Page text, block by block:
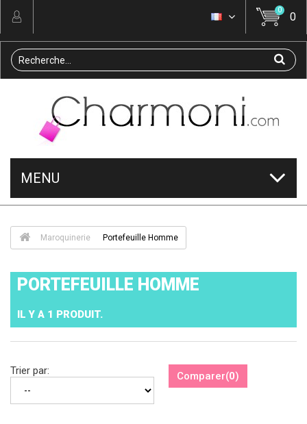
0
0
MENU
Maroquinerie Portefeuille Homme
PORTEFEUILLE HOMME
IL Y A 1 PRODUIT.
Trier par: Comparer(0)